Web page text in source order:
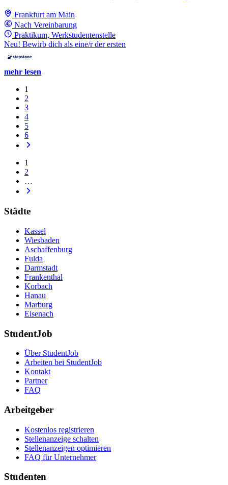
Frankfurt am Main
Nach Vereinbarung
Praktikum, Werkstudentenstelle
Neu! Bewirb dich als eine/r der ersten
mehr lesen
1
2
3
4
5
6
1
2
…
Städte
Kassel
Wiesbaden
Aschaffenburg
Fulda
Darmstadt
Frankenthal
Korbach
Hanau
Marburg
Eisenach
StudentJob
Über StudentJob
Arbeiten bei StudentJob
Kontakt
Partner
FAQ
Arbeitgeber
Kostenlos registrieren
Stellenanzeige schalten
Stellenanzeigen optimieren
FAQ für Unternehmer
Studenten